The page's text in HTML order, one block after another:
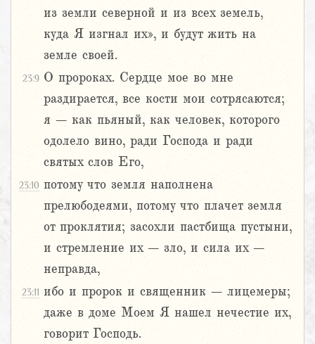
из земли северной и из всех земель,
куда Я изгнал их», и будут жить на
земле своей.
23:9 О пророках. Сердце мое во мне
раздирается, все кости мои сотрясаются;
я – как пьяный, как человек, которого
одолело вино, ради Господа и ради
святых слов Его,
23:10 потому что земля наполнена
прелюбодеями, потому что плачет земля
от проклятия; засохли пастбища пустыни,
и стремление их – зло, и сила их –
неправда,
23:11 ибо и пророк и священник – лицемеры;
даже в доме Моем Я нашел нечестие их,
говорит Господь.